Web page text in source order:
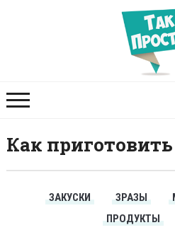
Как
ЗАКУСКИ ЗРАЗЫ
ПРОДУКТЫ